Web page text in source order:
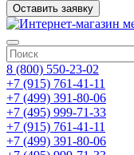
Оставить заявку
8 (800) 550-23-02
+7 (915) 761-41-11
+7 (499) 391-80-06
+7 (495) 999-71-33
+7 (915) 761-41-11
+7 (499) 391-80-06